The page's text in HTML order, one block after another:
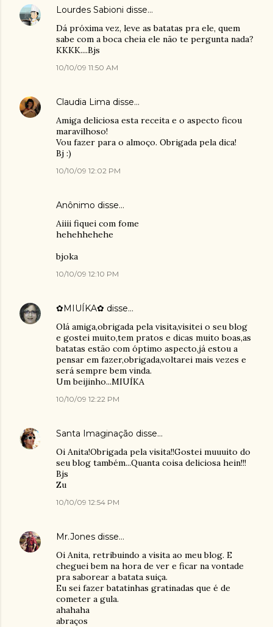
Lourdes Sabioni disse…
Dá próxima vez, leve as batatas pra ele, quem
sabe com a boca cheia ele não te pergunta nada?
KKKK....Bjs
10/10/09 11:50 AM
Claudia Lima disse…
Amiga deliciosa esta receita e o aspecto ficou
maravilhoso!
Vou fazer para o almoço. Obrigada pela dica!
Bj :)
10/10/09 12:02 PM
Anônimo disse…
Aiiii fiquei com fome
hehehhehehe
bjoka
10/10/09 12:10 PM
✿MIUÍKA✿ disse…
Olá amiga,obrigada pela visita,visitei o seu blog
e gostei muito,tem pratos e dicas muito boas,as
batatas estão com óptimo aspecto,já estou a
pensar em fazer,obrigada,voltarei mais vezes e
será sempre bem vinda.
Um beijinho...MIUÍKA
10/10/09 12:22 PM
Santa Imaginação disse…
Oi Anita!Obrigada pela visita!!Gostei muuuito do
seu blog também...Quanta coisa deliciosa hein!!!
Bjs
Zu
10/10/09 12:54 PM
Mr.Jones disse…
Oi Anita, retribuindo a visita ao meu blog. E
cheguei bem na hora de ver e ficar na vontade
pra saborear a batata suiça.
Eu sei fazer batatinhas gratinadas que é de
cometer a gula.
ahahaha
abraços